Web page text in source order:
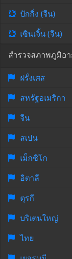
ปักกิ่ง (จีน)
เซินเจิ้น (จีน)
สำรวจสภาพภูมิอ
ฝรั่งเศส
สหรัฐอเมริกา
จีน
สเปน
เม็กซิโก
อิตาลี
ตุรกี
บริเตนใหญ่
ไทย